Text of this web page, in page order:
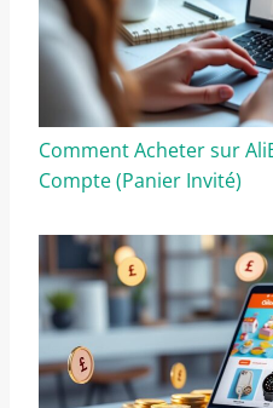
Comment Acheter sur
Compte (Panier Invité)